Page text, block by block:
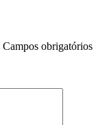
Campos obrigatórios